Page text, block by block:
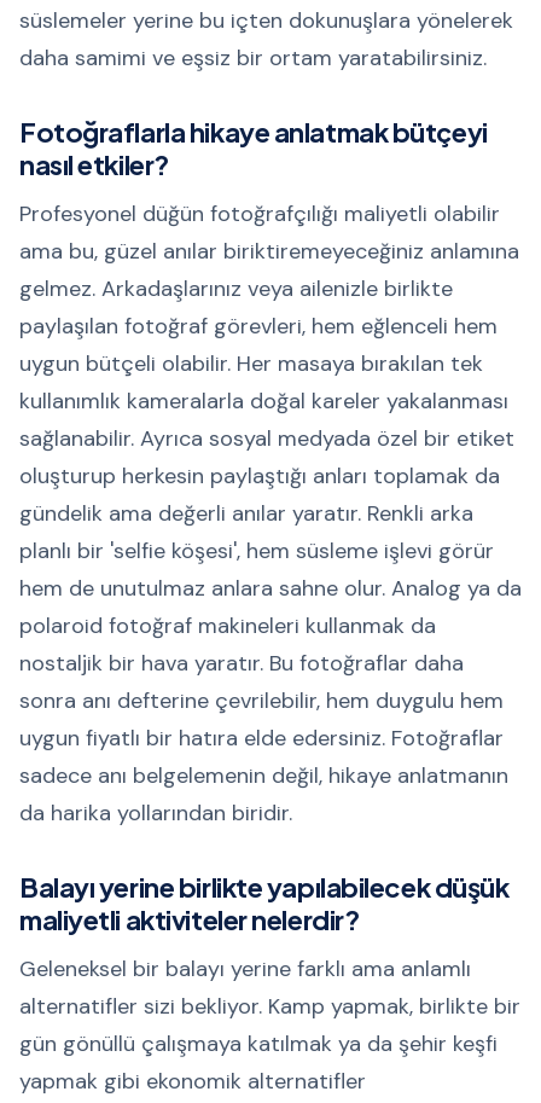
süslemeler yerine bu içten dokunuşlara yönelerek
daha samimi ve eşsiz bir ortam yaratabilirsiniz.
Fotoğraflarla hikaye anlatmak bütçeyi
nasıl etkiler?
Profesyonel düğün fotoğrafçılığı maliyetli olabilir
ama bu, güzel anılar biriktiremeyeceğiniz anlamına
gelmez. Arkadaşlarınız veya ailenizle birlikte
paylaşılan fotoğraf görevleri, hem eğlenceli hem
uygun bütçeli olabilir. Her masaya bırakılan tek
kullanımlık kameralarla doğal kareler yakalanması
sağlanabilir. Ayrıca sosyal medyada özel bir etiket
oluşturup herkesin paylaştığı anları toplamak da
gündelik ama değerli anılar yaratır. Renkli arka
planlı bir 'selfie köşesi', hem süsleme işlevi görür
hem de unutulmaz anlara sahne olur. Analog ya da
polaroid fotoğraf makineleri kullanmak da
nostaljik bir hava yaratır. Bu fotoğraflar daha
sonra anı defterine çevrilebilir, hem duygulu hem
uygun fiyatlı bir hatıra elde edersiniz. Fotoğraflar
sadece anı belgelemenin değil, hikaye anlatmanın
da harika yollarından biridir.
Balayı yerine birlikte yapılabilecek düşük
maliyetli aktiviteler nelerdir?
Geleneksel bir balayı yerine farklı ama anlamlı
alternatifler sizi bekliyor. Kamp yapmak, birlikte bir
gün gönüllü çalışmaya katılmak ya da şehir keşfi
yapmak gibi ekonomik alternatifler